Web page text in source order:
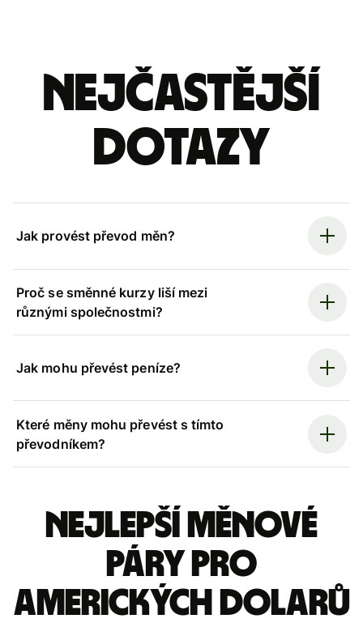
Nejčastější
dotazy
Jak provést převod měn?
Proč se směnné kurzy liší mezi
různými společnostmi?
Jak mohu převést peníze?
Které měny mohu převést s tímto
převodníkem?
Nejlepší měnové
páry pro
amerických dolarů